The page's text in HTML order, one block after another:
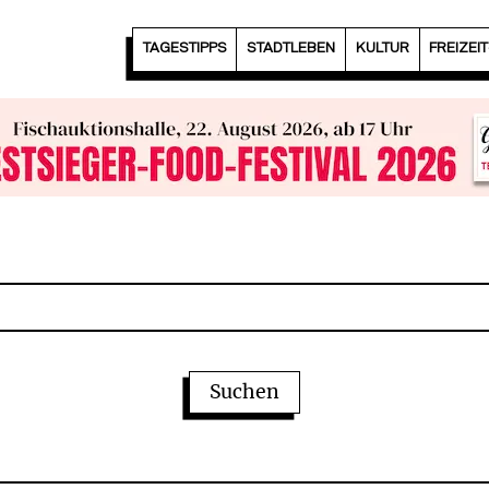
TAGESTIPPS STADTLEBEN KULTUR